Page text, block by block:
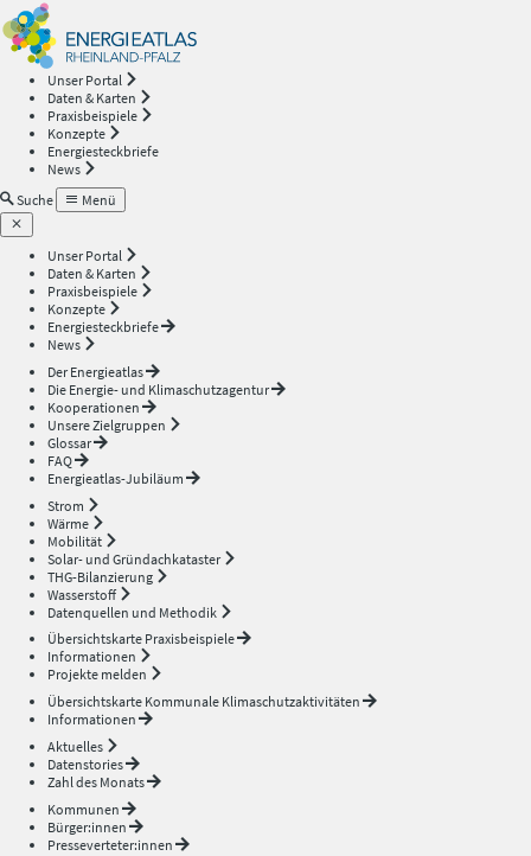
Unser Portal
Daten & Karten
Praxisbeispiele
Konzepte
Energiesteckbriefe
News
Suche
Menü
Unser Portal
Daten & Karten
Praxisbeispiele
Konzepte
Energiesteckbriefe
News
Der Energieatlas
Die Energie- und Klimaschutzagentur
Kooperationen
Unsere Zielgruppen
Glossar
FAQ
Energieatlas-Jubiläum
Strom
Wärme
Mobilität
Solar- und Gründachkataster
THG-Bilanzierung
Wasserstoff
Datenquellen und Methodik
Übersichtskarte Praxisbeispiele
Informationen
Projekte melden
Übersichtskarte Kommunale Klimaschutzaktivitäten
Informationen
Aktuelles
Datenstories
Zahl des Monats
Kommunen
Bürger:innen
Presseverteter:innen